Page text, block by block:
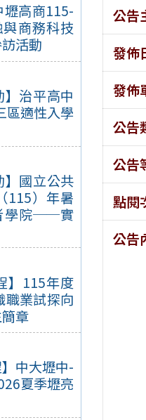
壢高商115-
商務科技
活動
】治平高中
區適性入學
】國立公共
115）年暑
學院──實
】115年度
職業試探向
章
】中大壢中-
夏季壢亮
公告
發佈
發佈
公告
公告
點閱
公告